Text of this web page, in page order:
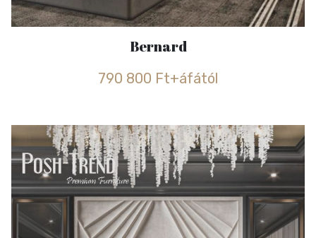
Bernard
790 800 Ft+áfától